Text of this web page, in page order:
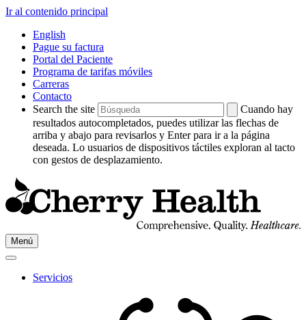
Ir al contenido principal
English
Pague su factura
Portal del Paciente
Programa de tarifas móviles
Carreras
Contacto
Search the site
Cuando hay
resultados autocompletados, puedes utilizar las flechas de
arriba y abajo para revisarlos y Enter para ir a la página
deseada. Lo usuarios de dispositivos táctiles exploran al tacto
con gestos de desplazamiento.
Ir
a
Cherry
HealthPágina
Menú
Servicios